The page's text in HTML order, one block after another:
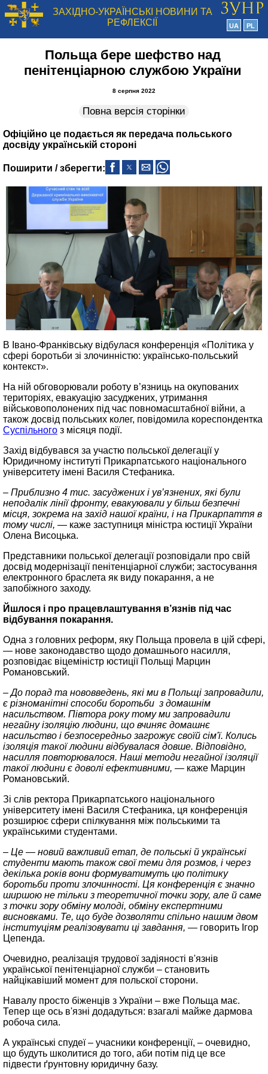
ЗАХІДНО-УКРАЇНСЬКІ НОВИНИ ТА
РЕФЛЕКСІЇ
UA PL
Польща бере шефство над
пенітенціарною службою України
8 серпня 2022
Повна версія сторінки
Офіційно це подається як передача польського
досвіду українській стороні
Поширити / зберегти:
В Івано-Франківську відбулася конференція «Політика у
сфері боротьби зі злочинністю: українсько-польський
контекст».
На ній обговорювали роботу в’язниць на окупованих
територіях, евакуацію засуджених, утримання
військовополонених під час повномасштабної війни, а
також досвід польських колег, повідомила кореспондентка
Суспільного з місяця події.
Захід відбувався за участю польської делегації у
Юридичному інституті Прикарпатського національного
університету імені Василя Стефаника.
– Приблизно 4 тис. засуджених і ув’язнених, які були
неподалік лінії фронту, евакуювали у більш безпечні
місця, зокрема на захід нашої країни, і на Прикарпаття в
тому числі, — каже заступниця міністра юстиції України
Олена Висоцька.
Представники польської делегації розповідали про свій
досвід модернізації пенітенціарної служби; застосування
електронного браслета як виду покарання, а не
запобіжного заходу.
Йшлося і про працевлаштування в’язнів під час
відбування покарання.
Одна з головних реформ, яку Польща провела в цій сфері,
— нове законодавство щодо домашнього насилля,
розповідає віцеміністр юстиції Польщі Марцин
Романовський.
– До порад та нововведень, які ми в Польщі запровадили,
є різноманітні способи боротьби з домашнім
насильством. Півтора року тому ми запровадили
негайну ізоляцію людини, що вчиняє домашнє
насильство і безпосередньо загрожує своїй сім'ї. Колись
ізоляція такої людини відбувалася довше. Відповідно,
насилля повторювалося. Наші методи негайної ізоляції
такої людини є доволі ефективними, — каже Марцин
Романовський.
Зі слів ректора Прикарпатського національного
університету імені Василя Стефаника, ця конференція
розширює сфери спілкування між польськими та
українськими студентами.
– Це — новий важливий етап, де польські й українські
студенти мають також свої теми для розмов, і через
декілька років вони формуватимуть цю політику
боротьби проти злочинності. Ця конференція є значно
ширшою не тільки з теоретичної точки зору, але й саме
з точки зору обміну молоді, обміну експертними
висновками. Те, що буде дозволяти спільно нашим двом
інституціям реалізовувати ці завдання, — говорить Ігор
Цепенда.
Очевидно, реалізація трудової задіяності в'язнів
української пенітенціарної служби – становить
найцікавіший момент для польскої сторони.
Навалу просто біженців з України – вже Польща має.
Тепер ще ось в'язні додадуться: взагалі майже дармова
робоча сила.
А українські спудеї – учасники конференції, – очевидно,
що будуть школитися до того, аби потім під це все
підвести ґрунтовну юридичну базу.